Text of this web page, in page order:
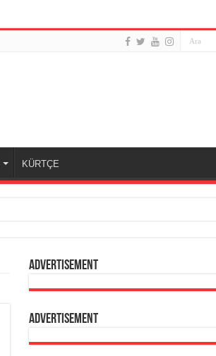
KÜRTÇE
Advertisement
Advertisement